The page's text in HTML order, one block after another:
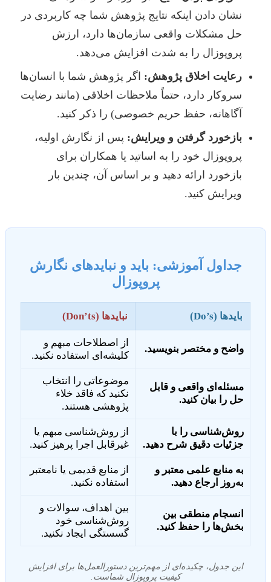
نشان دادن اینکه نتایج پژوهش شما چه کاربردی در
حل مشکلات واقعی سازمان‌ها دارد، ارزش
پروپوزال را به شدت افزایش می‌دهد.
رعایت اخلاق پژوهش: اگر پژوهش شما با انسان‌ها
سروکار دارد، حتماً ملاحظات اخلاقی (مانند رضایت
آگاهانه، حفظ حریم خصوصی) را ذکر کنید.
بازخورد گرفتن و ویرایش: پس از نگارش اولیه،
پروپوزال خود را به اساتید یا همکاران برای
بازخورد ارائه دهید و بر اساس آن، چندین بار
ویرایش کنید.
جداول آموزشی: باید و نبایدهای نگارش
پروپوزال
بایدها (Do’s) نبایدها (Don’ts)
واضح و مختصر بنویسید.
از اصطلاحات مبهم و
کلیشه‌ای استفاده نکنید.
مسئله‌ای واقعی و قابل
حل را بیان کنید.
موضوعاتی را انتخاب
نکنید که فاقد خلاء
پژوهشی هستند.
روش‌شناسی را با
جزئیات دقیق شرح دهید.
از روش‌شناسی مبهم یا
غیرقابل اجرا پرهیز کنید.
به منابع علمی معتبر و
به‌روز ارجاع دهید.
از منابع قدیمی یا نامعتبر
استفاده نکنید.
انسجام منطقی بین
بخش‌ها را حفظ کنید.
بین اهداف، سوالات و
روش‌شناسی خود
گسستگی ایجاد نکنید.
این جدول، چکیده‌ای از مهم‌ترین دستورالعمل‌ها برای افزایش
کیفیت پروپوزال شماست.